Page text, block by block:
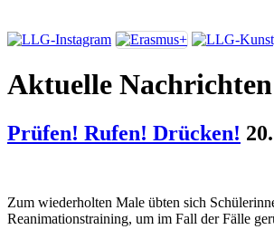
Aktuelle Nachrichten
Prüfen! Rufen! Drücken!
Zum wiederholten Male übten sich
Reanimationstraining, um im Fall der Fälle